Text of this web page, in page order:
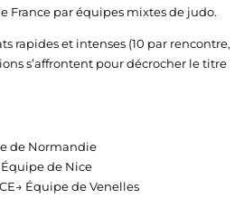
France par équipes mixtes de judo.
rapides et intenses (10 par rencontre,
s’affrontent pour décrocher le titre
de Normandie
Équipe de Nice
→ Équipe de Venelles